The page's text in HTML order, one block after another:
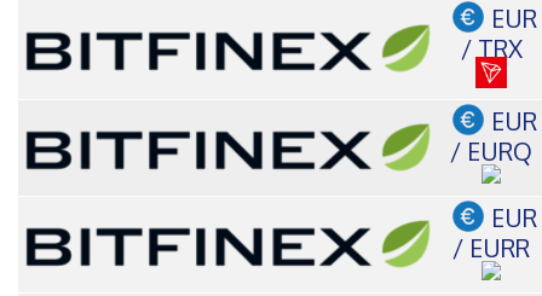
EUR
/ TRX
EUR
/ EURQ
EUR
/ EURR